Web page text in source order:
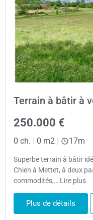
Terrain à bâtir à
250.000 €
0 ch. | 0 m2 | 17m
Superbe terrain à bâtir
Chien à Mettet, à deux
commodités,… Lire plus
Plus de détails